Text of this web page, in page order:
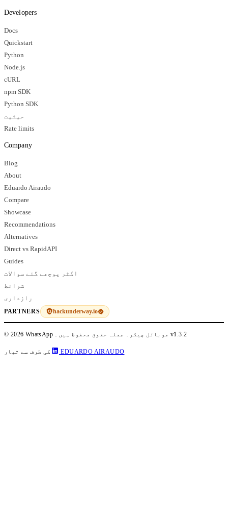
Developers
Docs
Quickstart
Python
Node.js
cURL
npm SDK
Python SDK
حیثیت
Rate limits
Company
Blog
About
Eduardo Airaudo
Compare
Showcase
Recommendations
Alternatives
Direct vs RapidAPI
Guides
اکثر پوچھے گئے سوالات
شرائط
رازداری
PARTNERS hackunderway.io
© 2026 WhatsApp موبائل چیکر۔ جملہ حقوق محفوظ ہیں۔v1.3.2
کی طرف سے تیار EDUARDO AIRAUDO